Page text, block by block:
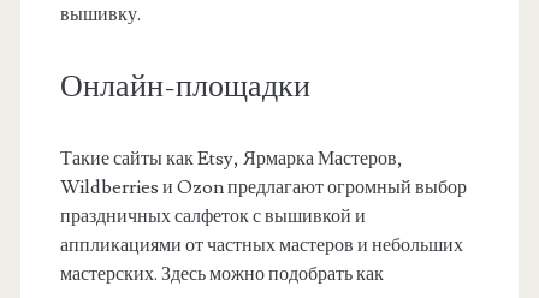
вышивку.
Онлайн-площадки
Такие сайты как Etsy, Ярмарка Мастеров,
Wildberries и Ozon предлагают огромный выбор
праздничных салфеток с вышивкой и
аппликациями от частных мастеров и небольших
мастерских. Здесь можно подобрать как